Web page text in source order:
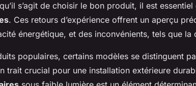
s’agit de choisir le bon produit, il est essentiel
. Ces retours d’expérience offrent un aperçu
énergétique, et des inconvénients, tels que la
populaires, certains modèles se distinguent
trait crucial pour une installation extérieure